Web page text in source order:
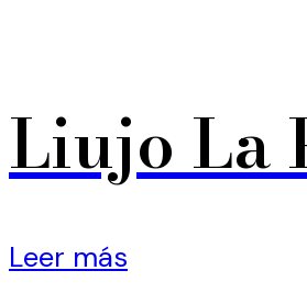
Liujo La
Leer más